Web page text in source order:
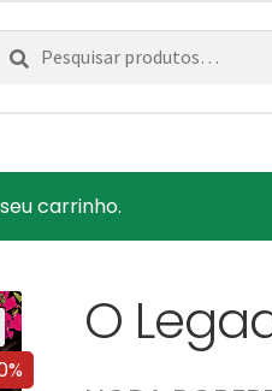
Pesquisar
por:
Pesquisa
carrinho.
O